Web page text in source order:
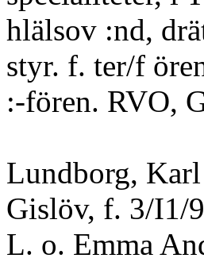
hlälsov :nd,
styr. f. ter/f
:-fören. RVO,
Lundborg,
Gislöv, f. 3/I1/
L. o. Emma